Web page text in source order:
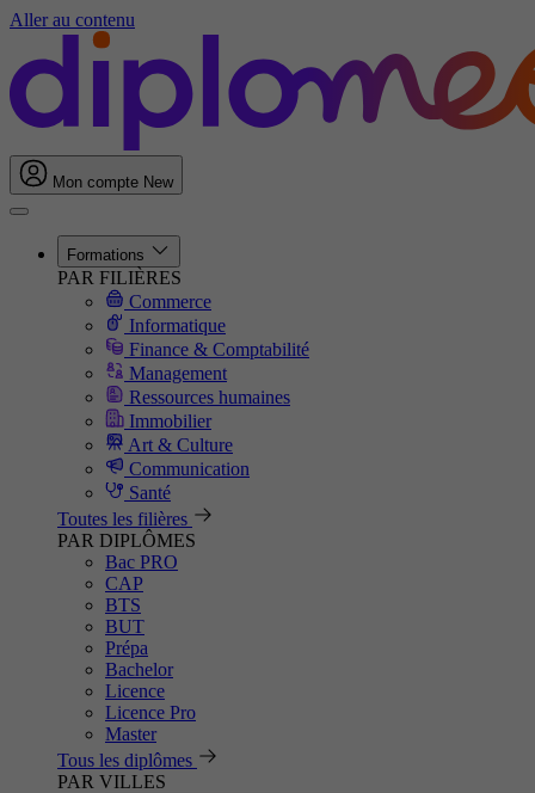
Aller au contenu
Mon compte New
Formations
PAR FILIÈRES
Commerce
Informatique
Finance & Comptabilité
Management
Ressources humaines
Immobilier
Art & Culture
Communication
Santé
Toutes les filières
PAR DIPLÔMES
Bac PRO
CAP
BTS
BUT
Prépa
Bachelor
Licence
Licence Pro
Master
Tous les diplômes
PAR VILLES